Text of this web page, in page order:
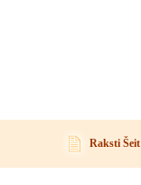
Raksti Šeit